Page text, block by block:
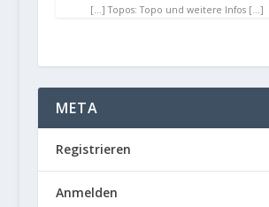
[…] Topos: Topo und weitere Infos […]
META
Registrieren
Anmelden